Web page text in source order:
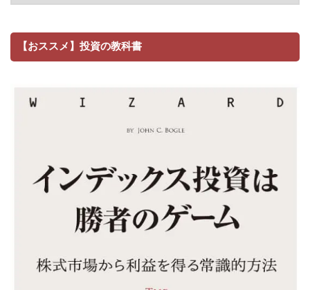
【おススメ】投資の教科書